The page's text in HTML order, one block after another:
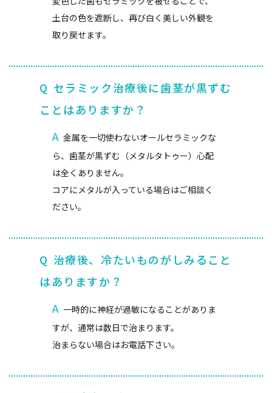
土台の色を遮断し、再び白く美しい外観を
取り戻せます。
Q セラミック治療後に歯茎が黒ずむ
ことはありますか？
A 金属を一切使わないオールセラミックな
ら、歯茎が黒ずむ（メタルタトゥー）心配
は全くありません。
コアにメタルが入っている場合はご相談く
ださい。
Q 治療後、冷たいものがしみること
はありますか？
A 一時的に神経が過敏になることがありま
すが、通常は数日で治まります。
治まらない場合はお電話下さい。